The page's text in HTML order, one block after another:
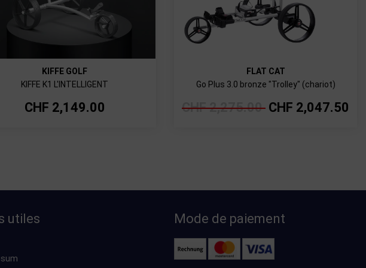
KIFFE GOLF
KIFFE K1 L'INTELLIGENT
CHF 2,149.00
FLAT CAT
Go Plus 3.0 bronze "Trolley" (chariot)
CHF 2,275.00 CHF 2,047.50
utiles Mode de paiement